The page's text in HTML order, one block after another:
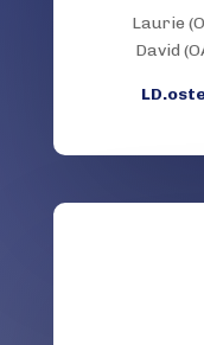
Laurie
David